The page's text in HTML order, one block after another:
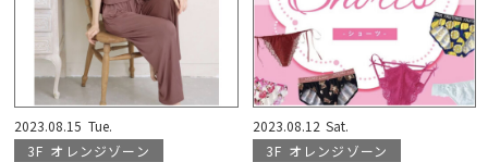
2023.08.15 Tue.
3F オレンジゾーン
2023.08.12 Sat.
3F オレンジゾーン